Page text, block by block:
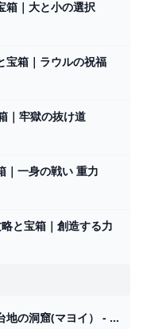
箱｜大と小の選択
宝箱｜ラウルの祝福
｜牢獄の抜け道
｜一身の戦い 重力
と宝箱｜創造する力
【ゼルダの伝説ティアキン】ウボッツ台地の洞窟(マヨイ） - YouTube